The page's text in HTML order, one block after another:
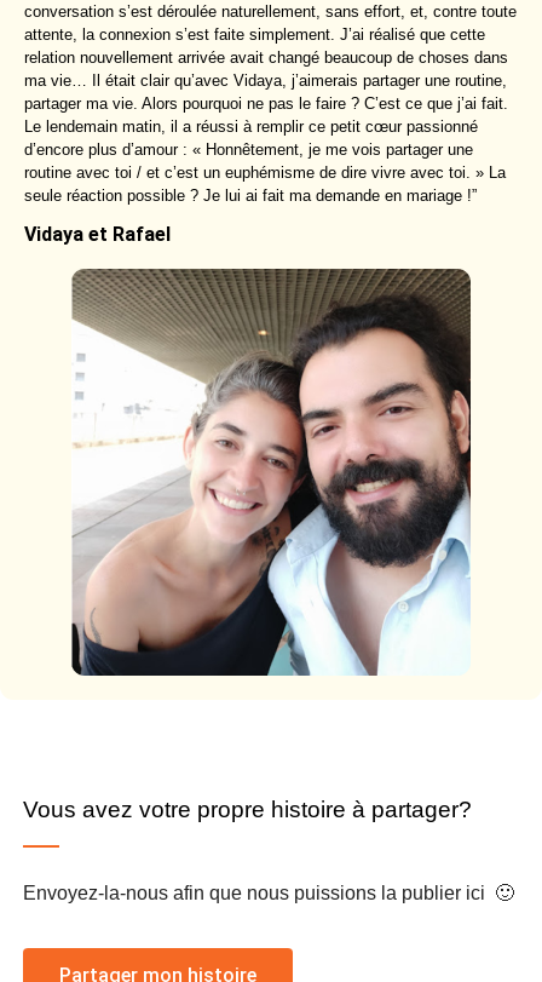
conversation s’est déroulée naturellement, sans effort, et, contre toute
attente, la connexion s’est faite simplement. J’ai réalisé que cette
relation nouvellement arrivée avait changé beaucoup de choses dans
ma vie… Il était clair qu’avec Vidaya, j’aimerais partager une routine,
partager ma vie. Alors pourquoi ne pas le faire ? C’est ce que j’ai fait.
Le lendemain matin, il a réussi à remplir ce petit cœur passionné
d’encore plus d’amour : « Honnêtement, je me vois partager une
routine avec toi / et c’est un euphémisme de dire vivre avec toi. » La
seule réaction possible ? Je lui ai fait ma demande en mariage !”
Vidaya et Rafael
Vous avez votre propre histoire à partager?
Envoyez-la-nous afin que nous puissions la publier ici 🙂
Partager mon histoire